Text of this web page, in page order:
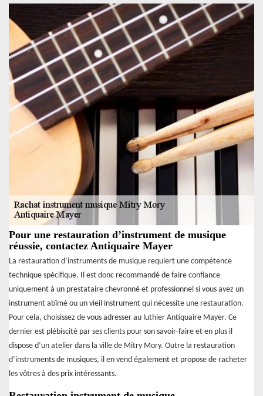
Pour une restauration d’instrument de musique
réussie, contactez Antiquaire Mayer
La restauration d’instruments de musique requiert une compétence
technique spécifique. Il est donc recommandé de faire confiance
uniquement à un prestataire chevronné et professionnel si vous avez un
instrument abîmé ou un vieil instrument qui nécessite une restauration.
Pour cela, choisissez de vous adresser au luthier Antiquaire Mayer. Ce
dernier est plébiscité par ses clients pour son savoir-faire et en plus il
dispose d’un atelier dans la ville de Mitry Mory. Outre la restauration
d’instruments de musiques, il en vend également et propose de racheter
les vôtres à des prix intéressants.